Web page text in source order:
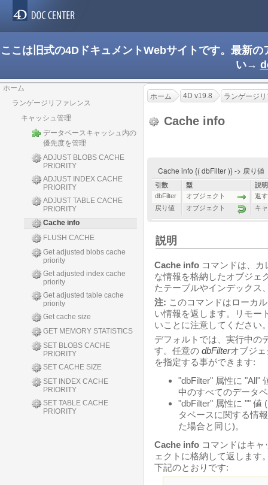
ここは旧式の4DドキュメントWebサイトです。最新
い→
ホーム
ランゲージリファレンス
キャッシュ管理
データベースキャッシュ内の
優先度を管理
ADJUST BLOBS CACHE
PRIORITY
ADJUST INDEX CACHE
PRIORITY
ADJUST TABLE CACHE
PRIORITY
Cache info
FLUSH CACHE
Get adjusted blobs cache
priority
Get adjusted index cache
priority
Get adjusted table cache
priority
Get cache size
GET MEMORY STATISTICS
SET BLOBS CACHE
PRIORITY
SET CACHE SIZE
SET INDEX CACHE
PRIORITY
SET TABLE CACHE
PRIORITY
ホーム 4D v19.8 ランゲージ
Cache info
Cache info {( dbFilter )} -> 戻り値
引数 型
説明
dbFilter
オブジェクト
返
戻り値
オブジェクト キ
説明
Cache info コマンドは、
な情報を格納したオブジェ
たテーブルやインデックス
注: このコマンドはローカ
い情報を返します。リモー
いことに注意してください
デフォルトでは、実行中の
す。任意の dbFilterオブジ
を指定する事ができます:
"dbFilter" 属性に "All"
中のすべてのデータ
"dbFilter" 属性に "" 値
タベースに関する情
た場合と同じ)。
Cache info コマンドはキ
ェクトに格納して返します
下記のとおりです: